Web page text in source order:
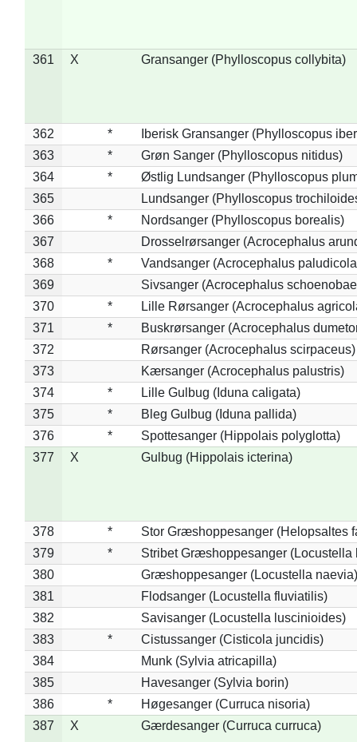
361 X Gransanger (Phylloscopus collybita)
362 *
Iberisk Gransanger (Phylloscopus
363
*
Grøn Sanger (Phylloscopus nitidus)
364
*
Østlig Lundsanger (Phylloscopus
365
Lundsanger (Phylloscopus
366
*
Nordsanger (Phylloscopus borealis)
367
Drosselrørsanger (Acrocephalus
368
*
Vandsanger (Acrocephalus
369
Sivsanger (Acrocephalus
370
*
Lille Rørsanger (Acrocephalus
371
*
Buskrørsanger (Acrocephalus
372
Rørsanger (Acrocephalus scirpaceus)
373
Kærsanger (Acrocephalus palustris)
374
*
Lille Gulbug (Iduna caligata)
375
*
Bleg Gulbug (Iduna pallida)
376
*
Spottesanger (Hippolais polyglotta)
377
X Gulbug (Hippolais icterina)
378 *
Stor Græshoppesanger (Helopsaltes
379
*
Stribet Græshoppesanger (Locustella
380
Græshoppesanger (Locustella naevia)
381
Flodsanger (Locustella fluviatilis)
382
Savisanger (Locustella luscinioides)
383
*
Cistussanger (Cisticola juncidis)
384
Munk (Sylvia atricapilla)
385
Havesanger (Sylvia borin)
386
*
Høgesanger (Curruca nisoria)
387
X Gærdesanger (Curruca curruca)